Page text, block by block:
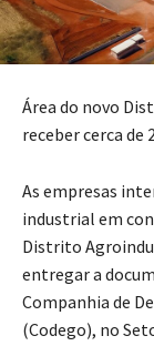
Área do novo
receber cerca de
As empresas
industrial em
Distrito
entregar a
Companhia de
(Codego), no